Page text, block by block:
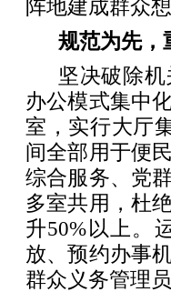
阵地建成群众
规范为先，
坚决破除
办公模式集中
室，实行大厅
间全部用于便
综合服务、党
多室共用，杜
升50%以上。
放、预约办事
群众义务管理